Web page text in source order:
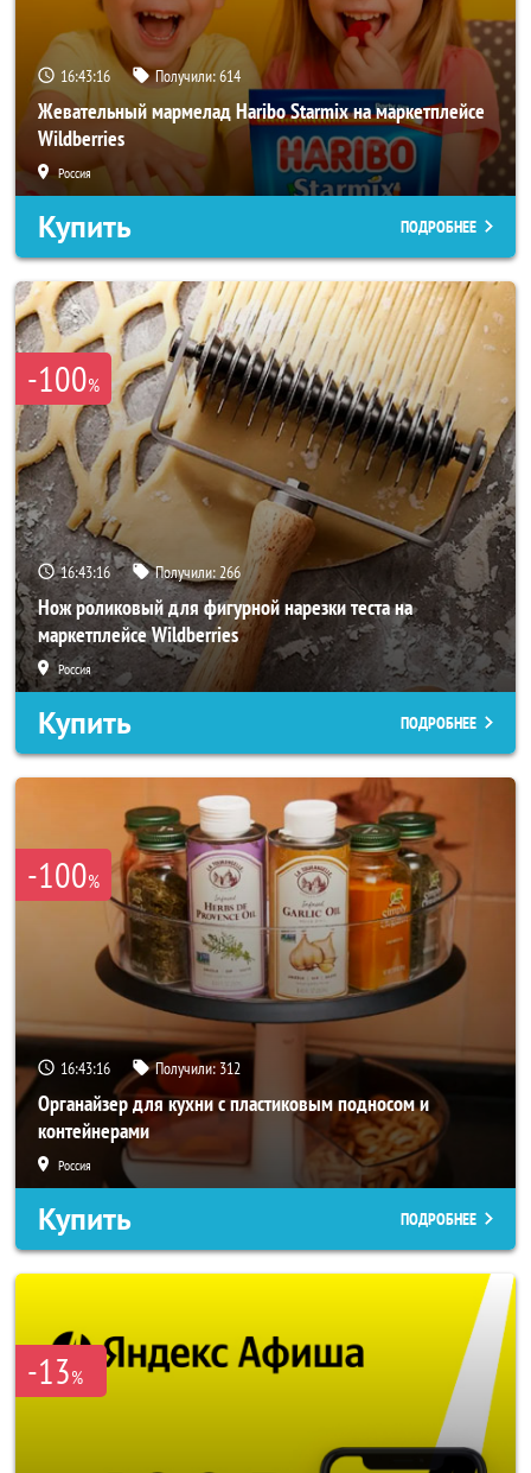
16:43:14 Получили:614
Жевательный мармелад Haribo Starmix на маркетплейсе
Wildberries
Россия
Купить ПОДРОБНЕЕ
-100%
16:43:14 Получили:266
Нож роликовый для фигурной нарезки теста на
маркетплейсе Wildberries
Россия
Купить ПОДРОБНЕЕ
-100%
16:43:14 Получили:312
Органайзер для кухни с пластиковым подносом и
контейнерами
Россия
Купить ПОДРОБНЕЕ
-13%